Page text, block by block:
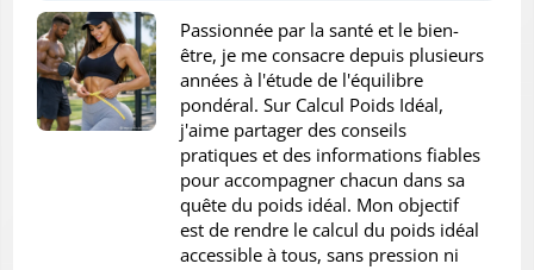
Passionnée par la santé et le bien-
être, je me consacre depuis plusieurs
années à l'étude de l'équilibre
pondéral. Sur Calcul Poids Idéal,
j'aime partager des conseils
pratiques et des informations fiables
pour accompagner chacun dans sa
quête du poids idéal. Mon objectif
est de rendre le calcul du poids idéal
accessible à tous, sans pression ni